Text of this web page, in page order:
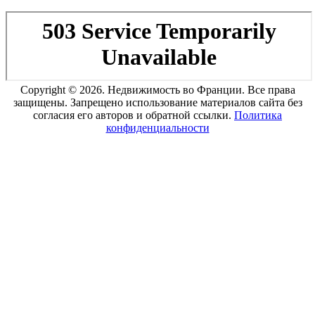
Copyright © 2026. Недвижимость во Франции. Все права
защищены. Запрещено использование материалов сайта без
согласия его авторов и обратной ссылки. Политика
конфиденциальности